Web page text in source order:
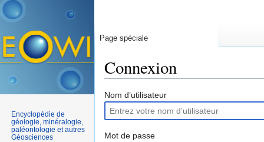
Connexion
Nom d’utilisateur
Mot de passe
Page spéciale
Encyclopédie de
géologie, minéralogie,
paléontologie et autres
Géosciences